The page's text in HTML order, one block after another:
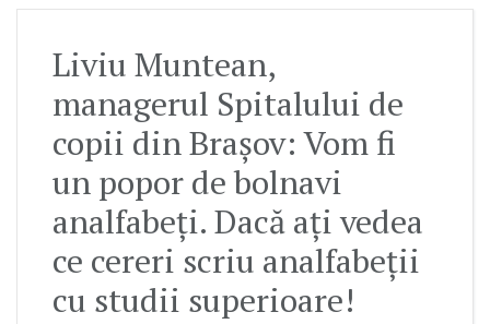
Liviu Muntean,
managerul Spitalului de
copii din Brașov: Vom fi
un popor de bolnavi
analfabeți. Dacă ați vedea
ce cereri scriu analfabeții
cu studii superioare!